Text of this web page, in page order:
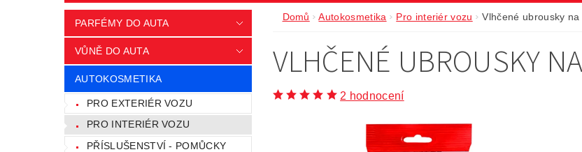
HODNOCENÍ OBCHODU PODMÍNKY OCHRANY OSOBNÍCH ÚDAJŮ REKLAMACE
INFORMACE - SLEVOVÉ KUPÓNY
PARFÉMY DO AUTA
VŮNĚ DO AUTA
AUTOKOSMETIKA
PRO EXTERIÉR VOZU
PRO INTERIÉR VOZU
PŘÍSLUŠENSTVÍ - POMŮCKY
Domů Autokosmetika Pro interiér vozu Vlhčené ubrousky
VLHČENÉ UBROUSKY
2 hodnocení